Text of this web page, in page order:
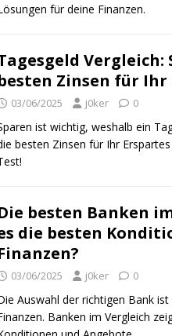
für deine Finanzen.
Vergleich:
Zinsen für Ihr
03/06/2025 j0ker 0
ist wichtig, weshalb ein
besten Zinsen für Ihr
besten Banken
die besten
03/06/2025 j0ker 0
Auswahl der richtigen Bank
Banken im Vergleich